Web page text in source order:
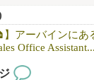
】アーバインにあ
Office Assistant...